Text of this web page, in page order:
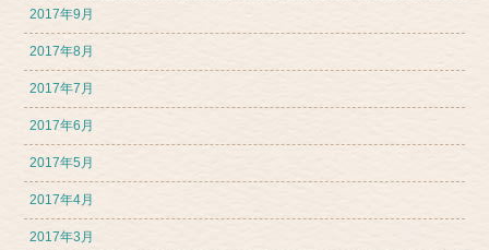
2017年9月
2017年8月
2017年7月
2017年6月
2017年5月
2017年4月
2017年3月